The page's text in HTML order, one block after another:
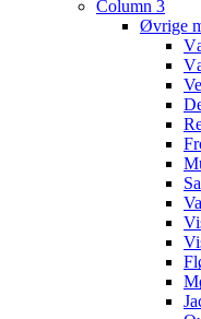
Column 3
Øvrige